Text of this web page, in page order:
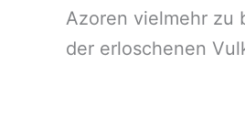
Azoren vielmehr zu
der erloschenen